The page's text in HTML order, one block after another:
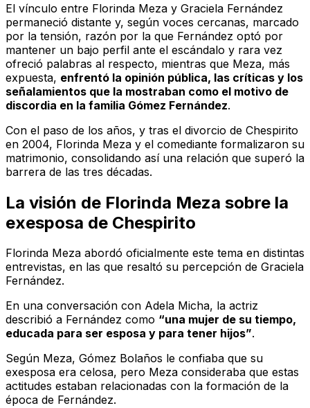
El vínculo entre Florinda Meza y Graciela Fernández
permaneció distante y, según voces cercanas, marcado
por la tensión, razón por la que Fernández optó por
mantener un bajo perfil ante el escándalo y rara vez
ofreció palabras al respecto, mientras que Meza, más
expuesta, enfrentó la opinión pública, las críticas y los
señalamientos que la mostraban como el motivo de
discordia en la familia Gómez Fernández.
Con el paso de los años, y tras el divorcio de Chespirito
en 2004, Florinda Meza y el comediante formalizaron su
matrimonio, consolidando así una relación que superó la
barrera de las tres décadas.
La visión de Florinda Meza sobre la
exesposa de Chespirito
Florinda Meza abordó oficialmente este tema en distintas
entrevistas, en las que resaltó su percepción de Graciela
Fernández.
En una conversación con Adela Micha, la actriz
describió a Fernández como “una mujer de su tiempo,
educada para ser esposa y para tener hijos”.
Según Meza, Gómez Bolaños le confiaba que su
exesposa era celosa, pero Meza consideraba que estas
actitudes estaban relacionadas con la formación de la
época de Fernández.